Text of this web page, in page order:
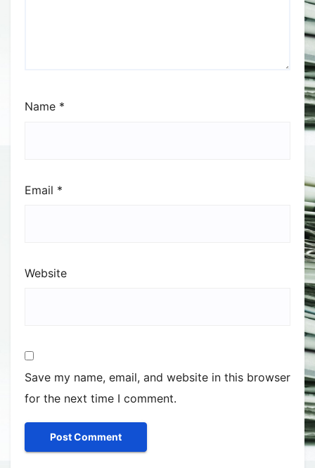
Name *
Email *
Website
Save my name, email, and website in this browser
for the next time I comment.